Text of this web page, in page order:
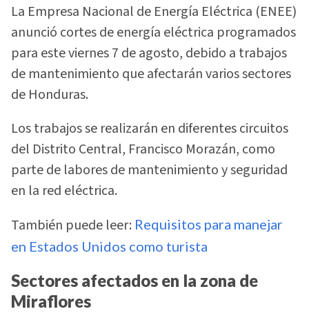
La Empresa Nacional de Energía Eléctrica (ENEE)
anunció cortes de energía eléctrica programados
para este viernes 7 de agosto, debido a trabajos
de mantenimiento que afectarán varios sectores
de Honduras.
Los trabajos se realizarán en diferentes circuitos
del Distrito Central, Francisco Morazán, como
parte de labores de mantenimiento y seguridad
en la red eléctrica.
También puede leer: Requisitos para manejar
en Estados Unidos como turista
Sectores afectados en la zona de
Miraflores